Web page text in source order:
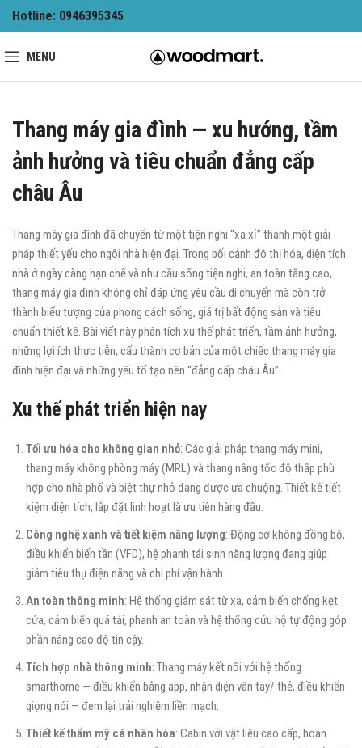
Hotline: 0946395345
MENU
Thang máy gia đình — xu hướng, tầm
ảnh hưởng và tiêu chuẩn đẳng cấp
châu Âu
Thang máy gia đình đã chuyển từ một tiện nghi “xa xỉ” thành một giải
pháp thiết yếu cho ngôi nhà hiện đại. Trong bối cảnh đô thị hóa, diện tích
nhà ở ngày càng hạn chế và nhu cầu sống tiện nghi, an toàn tăng cao,
thang máy gia đình không chỉ đáp ứng yêu cầu di chuyển mà còn trở
thành biểu tượng của phong cách sống, giá trị bất động sản và tiêu
chuẩn thiết kế. Bài viết này phân tích xu thế phát triển, tầm ảnh hưởng,
những lợi ích thực tiễn, cấu thành cơ bản của một chiếc thang máy gia
đình hiện đại và những yếu tố tạo nên “đẳng cấp châu Âu”.
Xu thế phát triển hiện nay
Tối ưu hóa cho không gian nhỏ: Các giải pháp thang máy mini,
thang máy không phòng máy (MRL) và thang nâng tốc độ thấp phù
hợp cho nhà phố và biệt thự nhỏ đang được ưa chuộng. Thiết kế tiết
kiệm diện tích, lắp đặt linh hoạt là ưu tiên hàng đầu.
Công nghệ xanh và tiết kiệm năng lượng: Động cơ không đồng bộ,
điều khiển biến tần (VFD), hệ phanh tái sinh năng lượng đang giúp
giảm tiêu thụ điện năng và chi phí vận hành.
An toàn thông minh: Hệ thống giám sát từ xa, cảm biến chống kẹt
cửa, cảm biến quá tải, phanh an toàn và hệ thống cứu hộ tự động góp
phần nâng cao độ tin cậy.
Tích hợp nhà thông minh: Thang máy kết nối với hệ thống
smarthome — điều khiển bằng app, nhận diện vân tay/ thẻ, điều khiển
giọng nói — đem lại trải nghiệm liền mạch.
Thiết kế thẩm mỹ cá nhân hóa: Cabin với vật liệu cao cấp, hoàn